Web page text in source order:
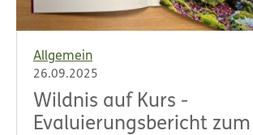
Allgemein
26.09.2025
Wildnis auf Kurs -
Evaluierungsbericht zum